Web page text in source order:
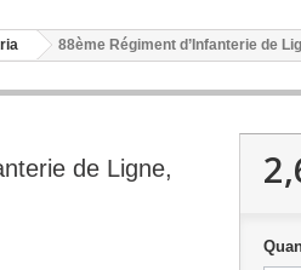
88ème Régiment d’Infanterie de
de Ligne,